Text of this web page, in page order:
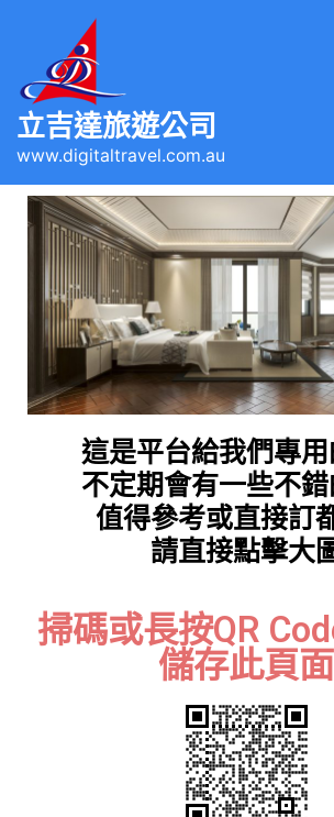
立吉達旅遊公司
www.digitaltravel.com.au
這是平台給我們專
不定期會有一些不
值得參考或直接訂
請直接點擊大
掃碼或長按QR
儲存此頁面